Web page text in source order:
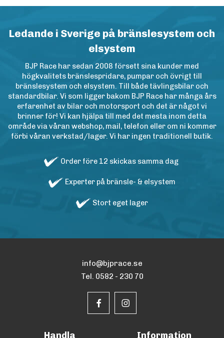
Ledande i Sverige på bränslesystem och
elsystem
BJP Race har sedan 2008 försett sina kunder med
högkvalitets bränslespridare, pumpar och övrigt till
bränslesystem och elsystem. Till både tävlingsbilar och
standardbilar. Vi som ligger bakom BJP Race har många års
erfarenhet av bilar och motorsport och det är något vi
brinner för! Vi kan hjälpa till med det mesta inom detta
område via våran webshop, mail, telefon eller om ni kommer
förbi våran verkstad/lager. Vi har ingen traditionell butik.
Order före 12 skickas samma dag
Experter på bränsle- & elsystem
Stort eget lager
info@bjprace.se
Tel. 0582 - 230 70
Handla Information